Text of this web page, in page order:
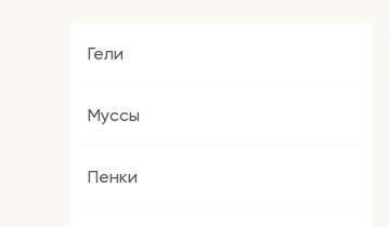
Гели
Муссы
Пенки